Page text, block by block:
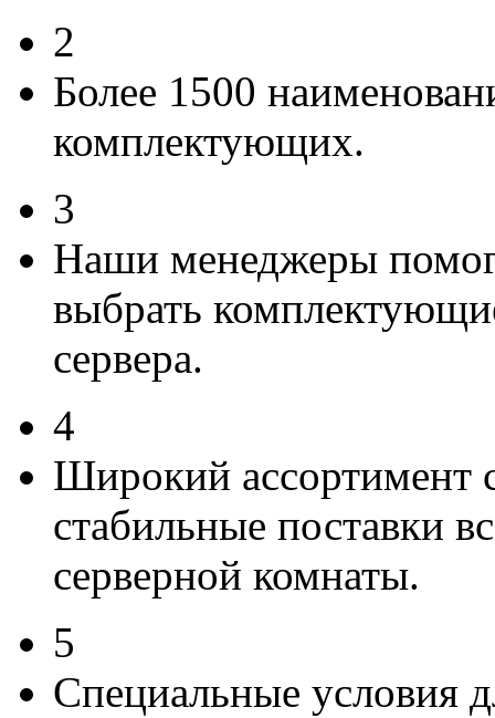
2
Более 1500
комплектующих.
3
Наши менеджеры
выбрать
сервера.
4
Широкий ассортимент
стабильные поставки
серверной комнаты.
5
Специальные условия